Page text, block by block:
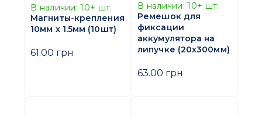
В наличии: 10+ шт.
Магниты-крепления
10мм х 1.5мм (10шт)
61.00 грн
В наличии: 10+ шт.
Ремешок для
фиксации
аккумулятора на
липучке (20х300мм)
63.00 грн